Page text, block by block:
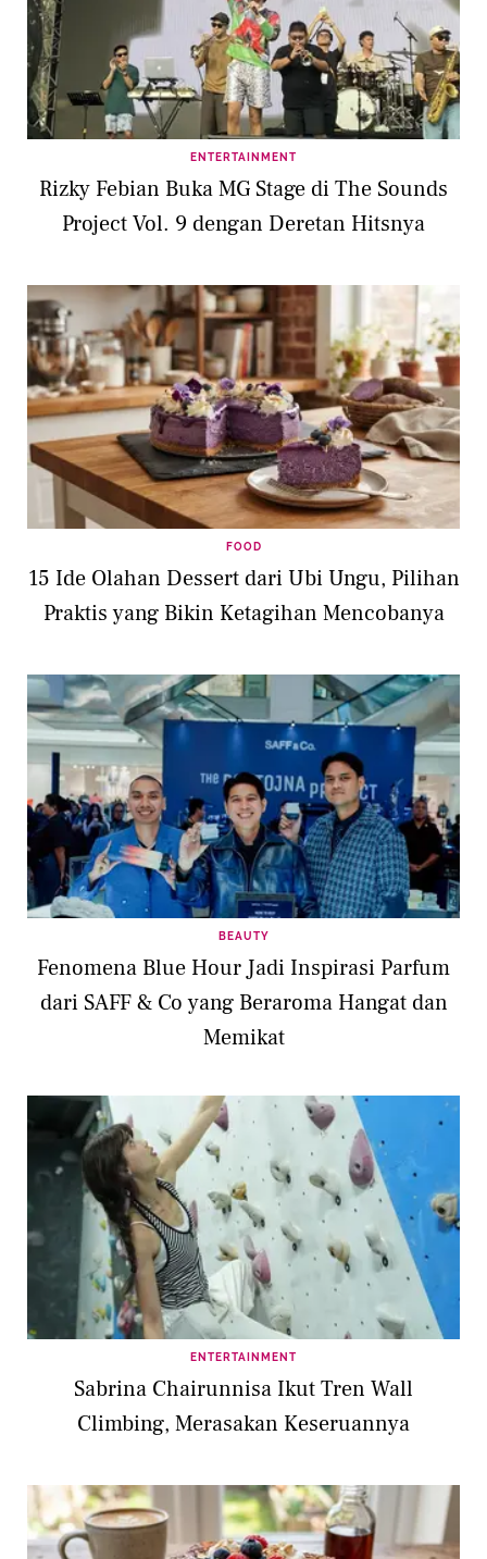
ENTERTAINMENT
Rizky Febian Buka MG Stage di The Sounds
Project Vol. 9 dengan Deretan Hitsnya
FOOD
15 Ide Olahan Dessert dari Ubi Ungu, Pilihan
Praktis yang Bikin Ketagihan Mencobanya
BEAUTY
Fenomena Blue Hour Jadi Inspirasi Parfum
dari SAFF & Co yang Beraroma Hangat dan
Memikat
ENTERTAINMENT
Sabrina Chairunnisa Ikut Tren Wall
Climbing, Merasakan Keseruannya